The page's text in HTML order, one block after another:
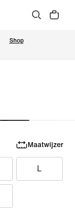
Shop
Maatwijzer
L